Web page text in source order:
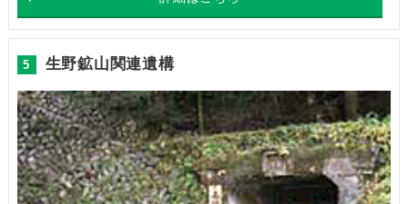
5 生野鉱山関連遺構